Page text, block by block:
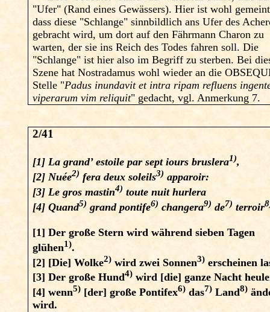
"Ufer" (Rand eines Gewässers). Hier ist wohl
dass diese "Schlange" sinnbildlich ans Ufer des
gebracht wird, um dort auf den Fährmann Charon zu
warten, der sie ins Reich des Todes fahren soll. Die
"Schlange" ist hier also im Begriff zu sterben. Bei
Szene hat Nostradamus wohl wieder an die
Stelle "Padus inundavit et intra ripam refluens
viperarum vim reliquit" gedacht, vgl. Anmerkung 7.
2/41
[1] La grand’ estoile par sept iours bruslera1),
[2] Nuée2) fera deux soleils3) apparoir:
[3] Le gros mastin4) toute nuit hurlera
[4]Quand5) grand pontife6) changera9) de7) terroir
[1]Der große Stern wird während sieben Tagen
glühen1).
[2] [Die] Wolke2) wird zwei Sonnen3) erscheinen
[3]Der große Hund4) wird [die] ganze Nacht
[4]wenn5) [der] große Pontifex6) das7) Land8)
wird.